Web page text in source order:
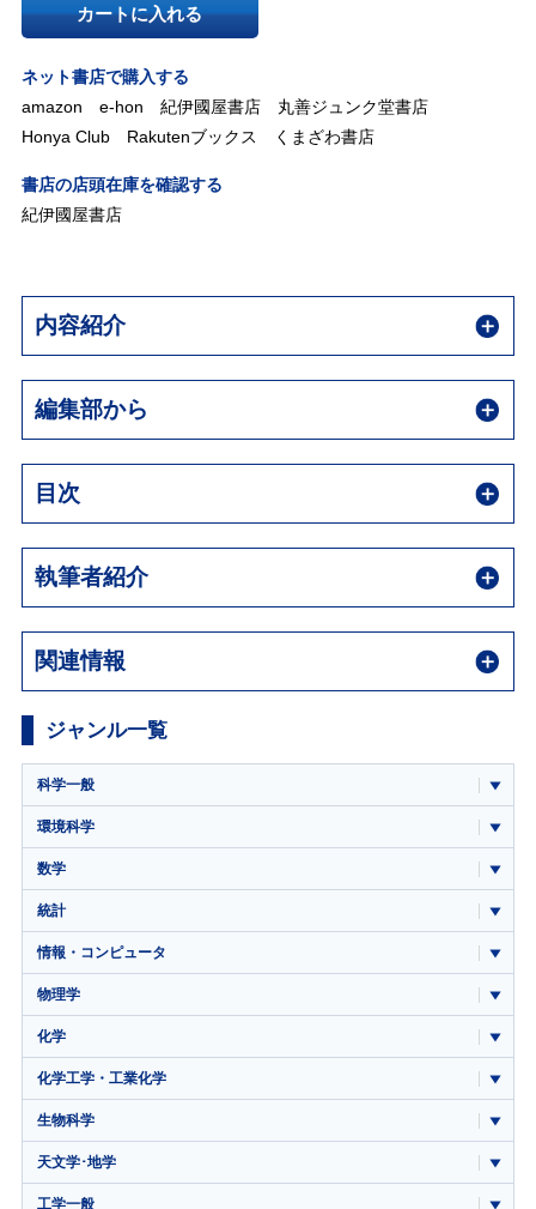
カートに入れる
ネット書店で購入する
amazon
e-hon 紀伊國屋書店
丸善ジュンク堂書店
Honya Club
Rakutenブックス くまざわ書店
書店の店頭在庫を確認する
紀伊國屋書店
内容紹介
編集部から
目次
執筆者紹介
関連情報
ジャンル一覧
科学一般
環境科学
数学
統計
情報・コンピュータ
物理学
化学
化学工学・工業化学
生物科学
天文学･地学
工学一般